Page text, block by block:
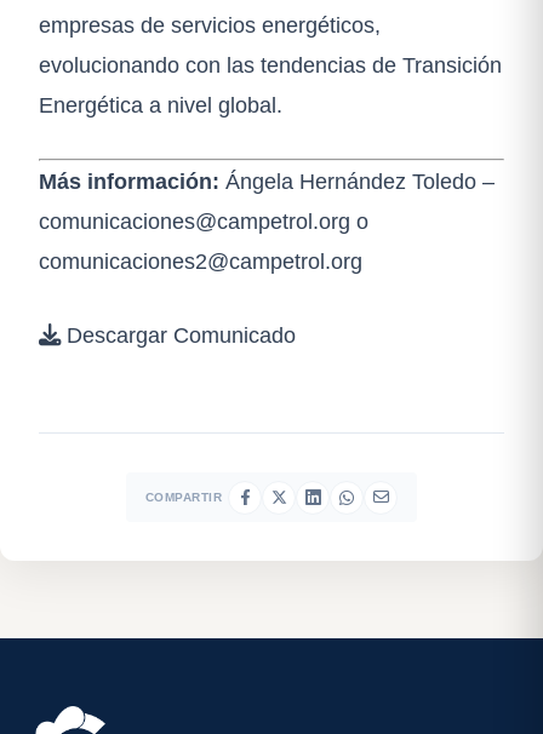
empresas de servicios energéticos,
evolucionando con las tendencias de Transición
Energética a nivel global.
Más información: Ángela Hernández Toledo –
comunicaciones@campetrol.org o
comunicaciones2@campetrol.org
Descargar Comunicado
COMPARTIR